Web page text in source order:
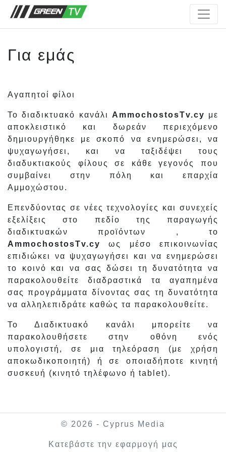
Για εμάς
Αγαπητοί φίλοι
Το διαδικτυακό κανάλι AmmochostosTv.cy με
αποκλειστικό και δωρεάν περιεχόμενο
δημιουργήθηκε με σκοπό να ενημερώσει, να
ψυχαγωγήσει, και να ταξιδέψει τους
διαδυκτιακούς φίλους σε κάθε γεγονός που
συμβαίνει στην πόλη και επαρχία
Αμμοχώστου.
Επενδύοντας σε νέες τεχνολογίες και συνεχείς
εξελίξεις στο πεδίο της παραγωγής
διαδικτυακών προϊόντων , το
AmmochostosTv.cy
ως μέσο επικοινωνίας
επιδιώκει να ψυχαγωγήσει και να ενημερώσει
το κοινό και να σας δώσει τη δυνατότητα να
παρακολουθείτε διαδραστικά τα αγαπημένα
σας προγράμματα δίνοντας σας τη δυνατότητα
να αλληλεπιδράτε καθώς τα παρακολουθείτε.
Το Διαδικτυακό κανάλι μπορείτε να
παρακολουθήσετε στην οθόνη ενός
υπολογιστή, σε μια τηλεόραση (με χρήση
αποκωδικοποιητή) ή σε οποιαδήποτε κινητή
συσκευή (κινητό τηλέφωνο ή tablet).
© 2026 - Cyprus Media
Κατεβάστε την εφαρμογή μας